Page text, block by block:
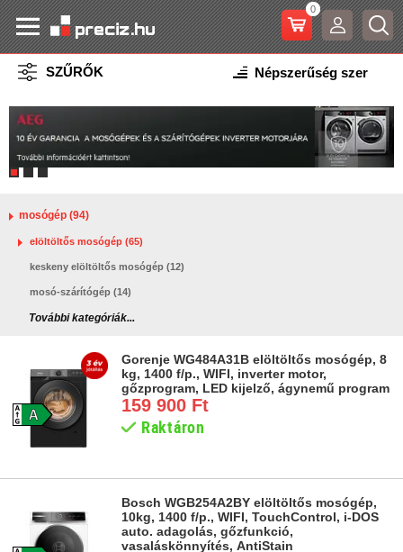
0
mosógép (94)
elöltöltős mosógép (65)
keskeny elöltöltős mosógép (12)
mosó-szárítógép (14)
További kategóriák...
SZŰRŐK
Gorenje WG484A31B elöltöltős mosógép, 8
kg, 1400 f/p., WIFI, inverter motor,
gőzprogram, LED kijelző, ágynemű program
159 900 Ft
Raktáron
Bosch WGB254A2BY elöltöltős mosógép,
10kg, 1400 f/p., WIFI, TouchControl, i-DOS
auto. adagolás, gőzfunkció,
vasaláskönnyítés, AntiStain